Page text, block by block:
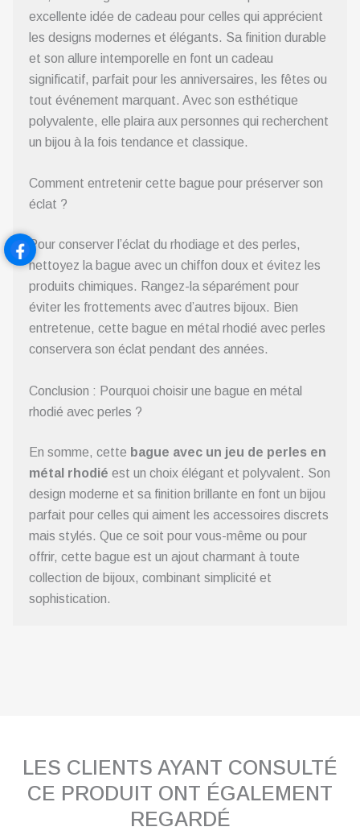
excellente idée de cadeau pour celles qui apprécient
les designs modernes et élégants. Sa finition durable
et son allure intemporelle en font un cadeau
significatif, parfait pour les anniversaires, les fêtes ou
tout événement marquant. Avec son esthétique
polyvalente, elle plaira aux personnes qui recherchent
un bijou à la fois tendance et classique.
Comment entretenir cette bague pour préserver son
éclat ?
Pour conserver l’éclat du rhodiage et des perles,
nettoyez la bague avec un chiffon doux et évitez les
produits chimiques. Rangez-la séparément pour
éviter les frottements avec d’autres bijoux. Bien
entretenue, cette bague en métal rhodié avec perles
conservera son éclat pendant des années.
Conclusion : Pourquoi choisir une bague en métal
rhodié avec perles ?
En somme, cette bague avec un jeu de perles en
métal rhodié est un choix élégant et polyvalent. Son
design moderne et sa finition brillante en font un bijou
parfait pour celles qui aiment les accessoires discrets
mais stylés. Que ce soit pour vous-même ou pour
offrir, cette bague est un ajout charmant à toute
collection de bijoux, combinant simplicité et
sophistication.
LES CLIENTS AYANT CONSULTÉ
CE PRODUIT ONT ÉGALEMENT
REGARDÉ